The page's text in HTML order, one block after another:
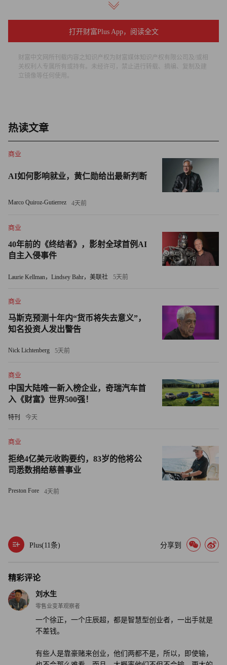
说，它相当于用300平米左右的面积完成了一个1500到2000
平米的商超的商品丰富度。“如果可以比较，Costco的商品
承载量大约是3800款，永辉的新一代店能够达到5000款。”
当你真正进入一个前置仓时，会发现每款商品的数量并不像
商超那么多，比如你可能看到5种沙拉酱，每种只有2瓶，这
前置仓，补货一定要全面由数据管理驱动。“未来如果是一
万个前置仓，每个仓2千款商品，补货一次计算量就是2千万
次，一天2次补货，就是4000万次计算。”曾斌说，人无法实
徐正则认为，尽管销售预测既可以交给店长做也可以交给系
统做，而且店长在补货初期会非常优秀地完成工作，但到达
习期，然而一但完成学习，便会因为高精准性而迎来长期的
回报。
零售中的技术投入被徐正称作“典型的长期主义”。
疫情期间，每日优鲜员工正在打包商品。图片来源：受访者
提供
陈华良是每日优鲜数据智能副总裁，也是帮徐正实现算法补
货的人。
集， 并采集得尽可能细腻。由于生鲜的品类繁多、商品属
第二个挑战是算法本身。适用于长保质期、标准化商品的成
熟算法并不能直接用于生鲜领域，并且这种算法需要长期迭
代，这其中有许多bad cases（失败案例）。
有一次补货系统错给某个前置仓多补了上百份草莓，当陈华
良带着数据团队赶到前置仓，看到烂掉卖不出去的草莓时，
他对这种浪费心痛不已。“两大堆的草莓全部拉出去报损
打开财富Plus App，阅读全文
财富中文网所刊载内容之知识产权为财富媒体知识产权有限公司及/或相
关权利人专属所有或持有。未经许可，禁止进行转载、摘编、复制及建
立镜像等任何使用。
热读文章
商业
AI如何影响就业，黄仁勋给出最新判断
Marco Quiroz-Gutierrez 4天前
商业
40年前的《终结者》，影射全球首例AI
自主入侵事件
Laurie Kellman，Lindsey Bahr，美联社 5天前
商业
马斯克预测十年内“货币将失去意义”，
知名投资人发出警告
Nick Lichtenberg 5天前
商业
中国大陆唯一新入榜企业，奇瑞汽车首
入《财富》世界500强！
特刊 今天
商业
拒绝4亿美元收购要约，83岁的他将公
司悉数捐给慈善事业
Preston Fore 4天前
Plus(11条) 分享到
精彩评论
刘水生
零售业变革观察者
一个徐正，一个庄辰超，都是智慧型创业者，一出手就是
不差钱。
有些人是靠豪赌来创业，他们两都不是，所以，即使输，